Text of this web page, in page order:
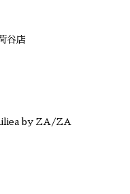
谷店
by ZA/ZA